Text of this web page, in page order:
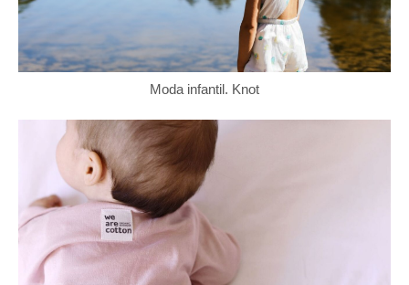
Moda infantil. Knot